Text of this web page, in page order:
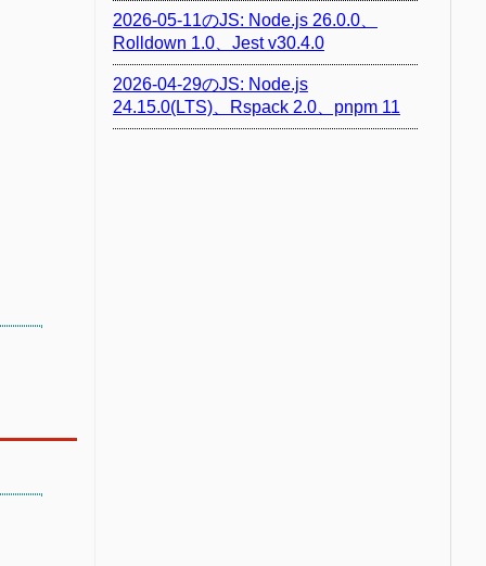
2026-05-11のJS: Node.js 26.0.0、
Rolldown 1.0、Jest v30.4.0
2026-04-29のJS: Node.js
24.15.0(LTS)、Rspack 2.0、pnpm 11